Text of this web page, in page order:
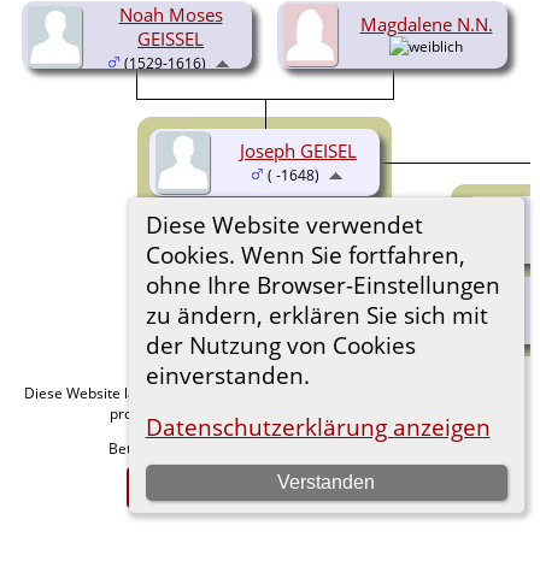
Diese Website verwendet
Cookies. Wenn Sie fortfahren,
ohne Ihre Browser-Einstellungen
zu ändern, erklären Sie sich mit
der Nutzung von Cookies
einverstanden.
Datenschutzerklärung anzeigen
Verstanden
Noah Moses
GEISSEL
(1529-1616)
Magdalene N.N.
Ada (Asa) Anna
GEISEL
(1585-1623)
Joseph GEISEL
( -1648)
Diese Website läuft mit
programmiert von Darrin Lythgoe © 2001-2026.
Betreut von
Zur Desktop-Webseite wechseln